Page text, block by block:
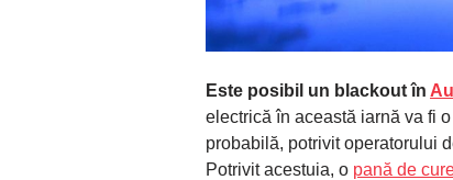
Este posibil un blackout în
electrică în această iarnă va fi
probabilă, potrivit operatorului
Potrivit acestuia, o pană de